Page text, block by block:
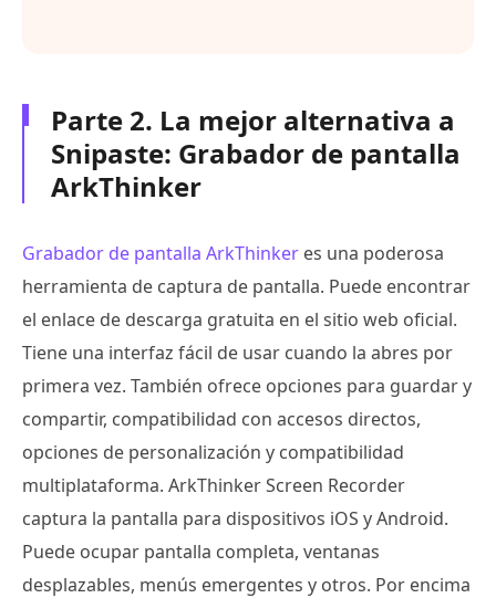
Parte 2. La mejor alternativa a
Snipaste: Grabador de pantalla
ArkThinker
Grabador de pantalla ArkThinker es una poderosa
herramienta de captura de pantalla. Puede encontrar
el enlace de descarga gratuita en el sitio web oficial.
Tiene una interfaz fácil de usar cuando la abres por
primera vez. También ofrece opciones para guardar y
compartir, compatibilidad con accesos directos,
opciones de personalización y compatibilidad
multiplataforma. ArkThinker Screen Recorder
captura la pantalla para dispositivos iOS y Android.
Puede ocupar pantalla completa, ventanas
desplazables, menús emergentes y otros. Por encima